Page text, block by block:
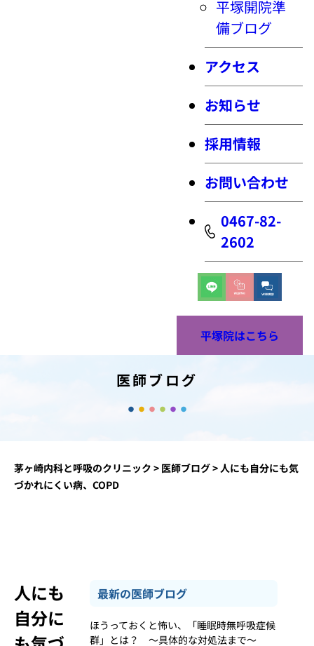
平塚開院準
備ブログ
アクセス
お知らせ
採用情報
お問い合わせ
0467-82-
2602
平塚院はこちら
医師ブログ
茅ヶ崎内科と呼吸のクリニック > 医師ブログ> 人にも自分にも気
づかれにくい病、COPD
人にも
自分に
最新の医師ブログ
ほうっておくと怖い、「睡眠時無呼吸症候
群」とは？ ～具体的な対処法まで～